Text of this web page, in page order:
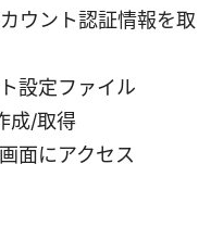
ウント認証情報を取
設定ファイル
成/取得
面にアクセス